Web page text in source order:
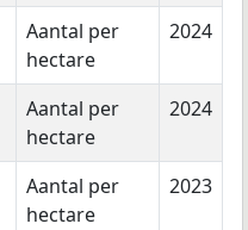
Aantal per
hectare
2024
Aantal per
hectare
2024
Aantal per
hectare
2023